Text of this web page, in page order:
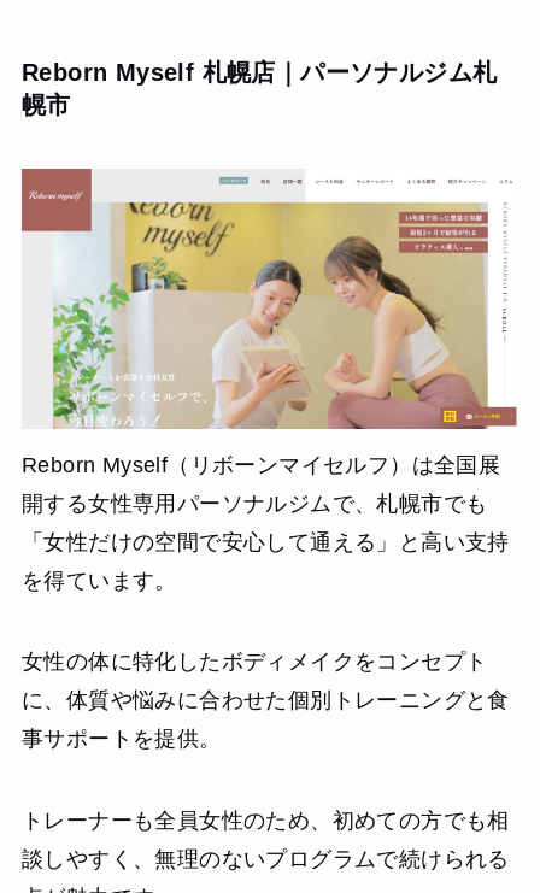
つかったズボンのウエストがすんなり入るようになりまし
た。また、食事に対する意識や日々の姿勢についての具体
的なアドバイスもいただいたおかげで、無理な食事制限を
一番の収穫です。ウェアやシューズが無料レンタルできて
手ぶらで通える利便性も含め、コスパは非常に高いと感じ
を意識すればよいかを分かりやすく説明してくれました。
また、食事についても無理な制限ではなく継続しやすいア
通い始めてから数か月で体重が減少し、体脂肪率も改善し
ました。以前より疲れにくくなり、日常的に運動する習慣
も身につきました。施設は清潔感があり予約も取りやすか
ったため、仕事をしながらでも無理なく通えました。料金
とサービス内容のバランスが良く、初めてパーソナルジム
を利用する人にもおすすめできると感じています。
Reborn Myself 札幌店｜パーソナルジム札
幌市
Reborn Myself（リボーンマイセルフ）は全国展
開する女性専用パーソナルジムで、札幌市でも
「女性だけの空間で安心して通える」と高い支持
を得ています。
女性の体に特化したボディメイクをコンセプト
に、体質や悩みに合わせた個別トレーニングと食
事サポートを提供。
トレーナーも全員女性のため、初めての方でも相
談しやすく、無理のないプログラムで続けられる